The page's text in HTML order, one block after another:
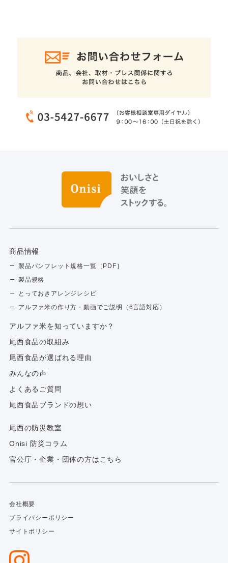
商品情報
製品パンフレット規格一覧［PDF］
製品規格
とっておきアレンジレシピ
アルファ米の作り方・動画でご説明（6言語対応）
アルファ⽶を知っていますか？
尾西食品の取組み
尾西食品が選ばれる理由
みんなの声
よくあるご質問
尾西食品ブランドの想い
尾西の防災教室
Onisi 防災コラム
官公庁・企業・団体の方はこちら
会社概要
プライバシーポリシー
サイトポリシー